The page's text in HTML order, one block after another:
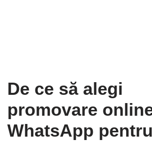
De ce să alegi
promovare
WhatsApp pentru